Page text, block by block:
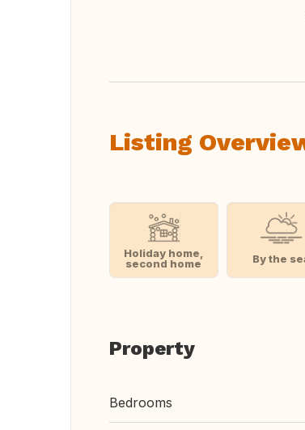
Listing
Holiday home,
second home
By the
Property
Bedrooms